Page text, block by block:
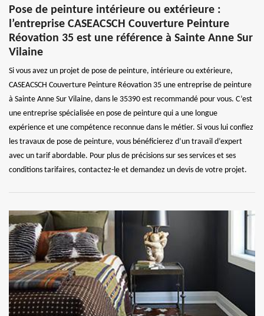
Pose de peinture intérieure ou extérieure :
l’entreprise CASEACSCH Couverture Peinture
Réovation 35 est une référence à Sainte Anne Sur
Vilaine
Si vous avez un projet de pose de peinture, intérieure ou extérieure,
CASEACSCH Couverture Peinture Réovation 35 une entreprise de peinture
à Sainte Anne Sur Vilaine, dans le 35390 est recommandé pour vous. C’est
une entreprise spécialisée en pose de peinture qui a une longue
expérience et une compétence reconnue dans le métier. Si vous lui confiez
les travaux de pose de peinture, vous bénéficierez d’un travail d’expert
avec un tarif abordable. Pour plus de précisions sur ses services et ses
conditions tarifaires, contactez-le et demandez un devis de votre projet.